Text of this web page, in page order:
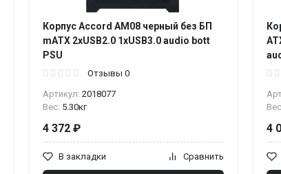
Корпус Accord AM08 черный без БП
mATX 2xUSB2.0 1xUSB3.0 audio bott
PSU
Отзывы 0
Артикул: 2018077
Вес: 5.30кг
4 372 ₽
В закладки Сравнить
4